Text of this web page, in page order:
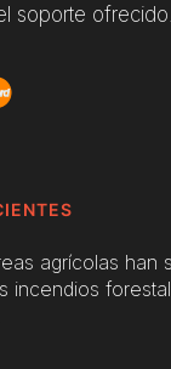
soporte ofrecido.
agrícolas han
incendios